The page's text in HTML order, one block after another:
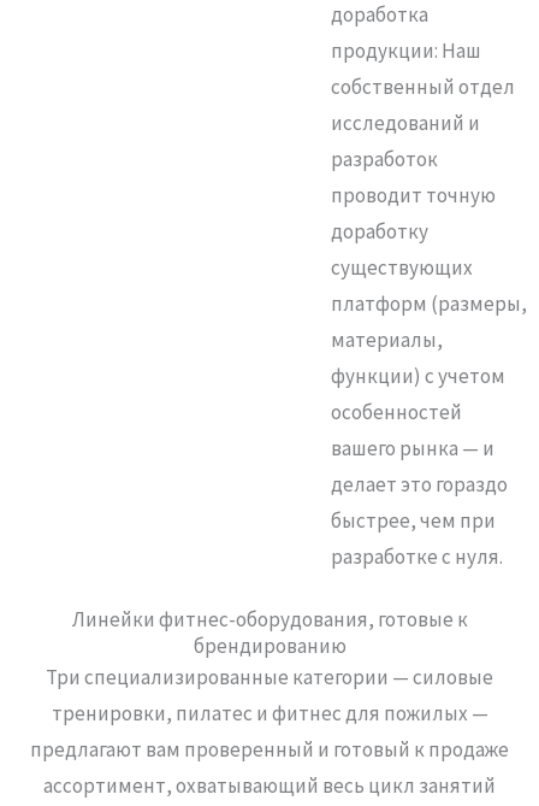
доработка
продукции: Наш
собственный отдел
исследований и
разработок
проводит точную
доработку
существующих
платформ (размеры,
материалы,
функции) с учетом
особенностей
вашего рынка — и
делает это гораздо
быстрее, чем при
разработке с нуля.
Линейки фитнес-оборудования, готовые к
брендированию
Три специализированные категории — силовые
тренировки, пилатес и фитнес для пожилых —
предлагают вам проверенный и готовый к продаже
ассортимент, охватывающий весь цикл занятий